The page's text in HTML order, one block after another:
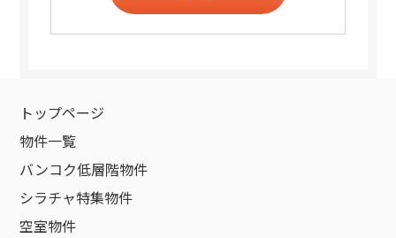
トップページ
物件一覧
バンコク低層階物件
シラチャ特集物件
空室物件